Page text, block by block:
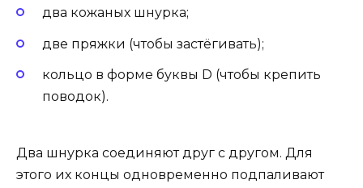
два кожаных шнурка;
две пряжки (чтобы застёгивать);
кольцо в форме буквы D (чтобы крепить
поводок).
Два шнурка соединяют друг с другом. Для
этого их концы одновременно подпаливают